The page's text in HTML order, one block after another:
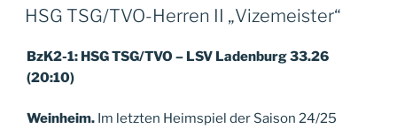
schlägt
Heidelberg“
AM
HSG TSG/TVO-Herren II „Vizemeister“
BzK2-1: HSG TSG/TVO – LSV Ladenburg 33.26
(20:10)
Weinheim. Im letzten Heimspiel der Saison 24/25